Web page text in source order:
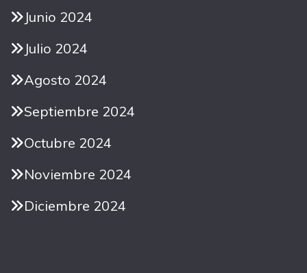
Junio 2024
Julio 2024
Agosto 2024
Septiembre 2024
Octubre 2024
Noviembre 2024
Diciembre 2024